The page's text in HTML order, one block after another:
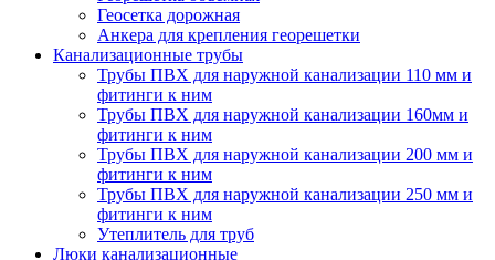
Геосетка дорожная
Анкера для крепления георешетки
Канализационные трубы
Трубы ПВХ для наружной канализации 110 мм и
фитинги к ним
Трубы ПВХ для наружной канализации 160мм и
фитинги к ним
Трубы ПВХ для наружной канализации 200 мм и
фитинги к ним
Трубы ПВХ для наружной канализации 250 мм и
фитинги к ним
Утеплитель для труб
Люки канализационные